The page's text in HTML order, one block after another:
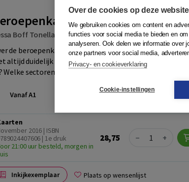
Boff Tonella
Boom
de beroepenkaarten Voor anderstaligen die in
altijd duidelijk hoe het werkveld er in Nederland uitziet.
Welke sectoren zijn er? Met d...
2016 | ISBN
| 1e druk
21:00 uur besteld, morgen in
28,75 Quantity
− +
Inkijkexemplaar Plaats op wensenlijst
Over de cookies op deze website
We gebruiken cookies om content en
functies voor social media te bieden en
analyseren. Ook delen we informatie over
onze partners voor social media,
Privacy- en cookieverklaring
Cookie-instellingen